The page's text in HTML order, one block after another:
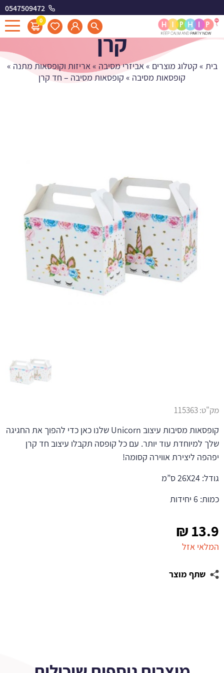
0547509472
0
קופסאות מסיבה - חד
קרן
בית » קטלוג מוצרים »אביזרי מסיבה »אריזות וקופסאות מתנה »
קופסאות מסיבה » קופסאות מסיבה – חד קרן
13.9
₪
המלאי אזל
שתף מוצר
מק"ט:115363
קופסאות מסיבות עיצוב Unicorn שלנו כאן כדי להפוך את החגיגה
שלך למיוחדת עוד יותר. עם כל קופסה תקבלו עיצוב חד קרן
יפהפה ליצירת אווירה קסומה!
גודל: 26X24 ס”מ
כמות: 6 יחידות